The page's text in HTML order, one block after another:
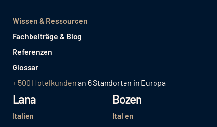
Wissen & Ressourcen
Fachbeiträge & Blog
Referenzen
Glossar
+ 500 Hotelkunden an 6 Standorten in Europa
Lana
Italien
Bozen
Italien